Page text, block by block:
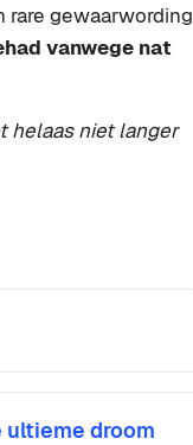
rare gewaarwording
vanwege nat
helaas niet langer
ultieme droom